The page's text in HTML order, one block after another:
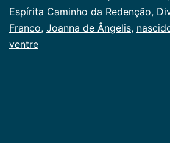
como
Publicogeral
Espírita Caminho da Redenção,
Franco, Joanna de Ângelis,
ventre